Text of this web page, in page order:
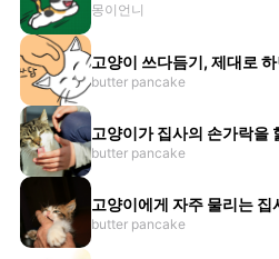
몽이언니
고양이 쓰다듬기, 제대로
butter pancake
고양이가 집사의 손가락을
butter pancake
고양이에게 자주 물리는 집
butter pancake